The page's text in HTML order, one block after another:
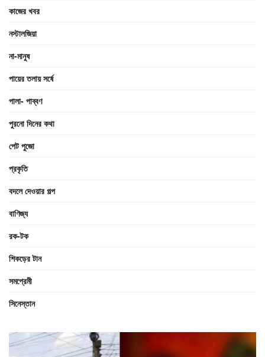
কাজের খবর
নস্টালজিয়া
না-মানুষ
পায়ের তলায় সর্ষে
পালা- পাব্বণ
পুরনো দিনের কথা
পেট পুজো
প্রকৃতি
বদলে দেওয়ার গল্প
বাণিজ্য
রক-টক
শিকড়ের টান
সমপ্রেমী
সিনেস্তান